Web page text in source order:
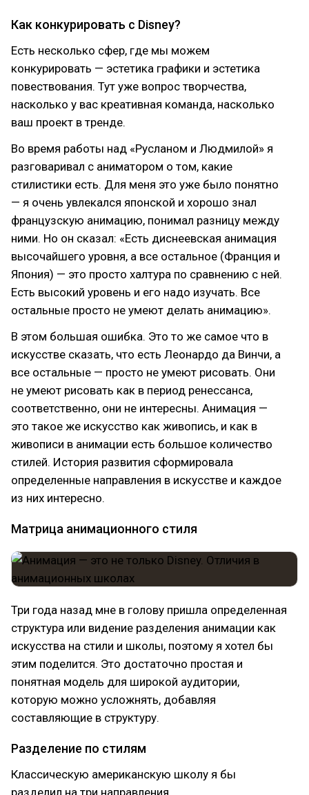
Как конкурировать с Disney?
Есть несколько сфер, где мы можем
конкурировать — эстетика графики и эстетика
повествования. Тут уже вопрос творчества,
насколько у вас креативная команда, насколько
ваш проект в тренде.
Во время работы над «Русланом и Людмилой» я
разговаривал с аниматором о том, какие
стилистики есть. Для меня это уже было понятно
— я очень увлекался японской и хорошо знал
французскую анимацию, понимал разницу между
ними. Но он сказал: «Есть диснеевская анимация
высочайшего уровня, а все остальное (Франция и
Япония) — это просто халтура по сравнению с ней.
Есть высокий уровень и его надо изучать. Все
остальные просто не умеют делать анимацию».
В этом большая ошибка. Это то же самое что в
искусстве сказать, что есть Леонардо да Винчи, а
все остальные — просто не умеют рисовать. Они
не умеют рисовать как в период ренессанса,
соответственно, они не интересны. Анимация —
это такое же искусство как живопись, и как в
живописи в анимации есть большое количество
стилей. История развития сформировала
определенные направления в искусстве и каждое
из них интересно.
Матрица анимационного стиля
Три года назад мне в голову пришла определенная
структура или видение разделения анимации как
искусства на стили и школы, поэтому я хотел бы
этим поделится. Это достаточно простая и
понятная модель для широкой аудитории,
которую можно усложнять, добавляя
составляющие в структуру.
Разделение по стилям
Классическую американскую школу я бы
разделил на три направления.